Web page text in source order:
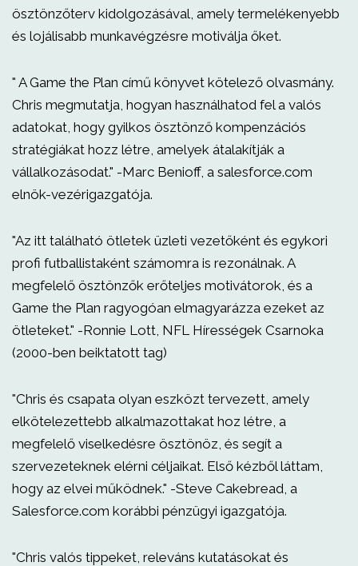
ösztönzőterv kidolgozásával, amely termelékenyebb
és lojálisabb munkavégzésre motiválja őket.
" A Game the Plan című könyvet kötelező olvasmány.
Chris megmutatja, hogyan használhatod fel a valós
adatokat, hogy gyilkos ösztönző kompenzációs
stratégiákat hozz létre, amelyek átalakítják a
vállalkozásodat." -Marc Benioff, a salesforce.com
elnök-vezérigazgatója.
"Az itt található ötletek üzleti vezetőként és egykori
profi futballistaként számomra is rezonálnak. A
megfelelő ösztönzők erőteljes motivátorok, és a
Game the Plan ragyogóan elmagyarázza ezeket az
ötleteket." -Ronnie Lott, NFL Hírességek Csarnoka
(2000-ben beiktatott tag)
"Chris és csapata olyan eszközt tervezett, amely
elkötelezettebb alkalmazottakat hoz létre, a
megfelelő viselkedésre ösztönöz, és segít a
szervezeteknek elérni céljaikat. Első kézből láttam,
hogy az elvei működnek." -Steve Cakebread, a
Salesforce.com korábbi pénzügyi igazgatója.
"Chris valós tippeket, releváns kutatásokat és